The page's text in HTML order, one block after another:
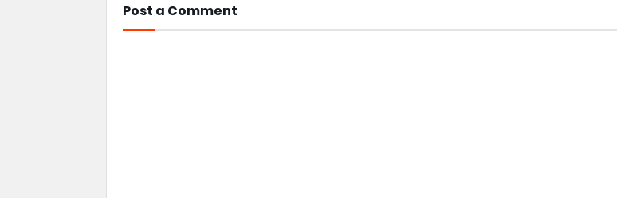
Post a Comment